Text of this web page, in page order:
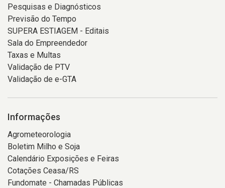
Pesquisas e Diagnósticos
Previsão do Tempo
SUPERA ESTIAGEM - Editais
Sala do Empreendedor
Taxas e Multas
Validação de PTV
Validação de e-GTA
Informações
Agrometeorologia
Boletim Milho e Soja
Calendário Exposições e Feiras
Cotações Ceasa/RS
Fundomate - Chamadas Públicas